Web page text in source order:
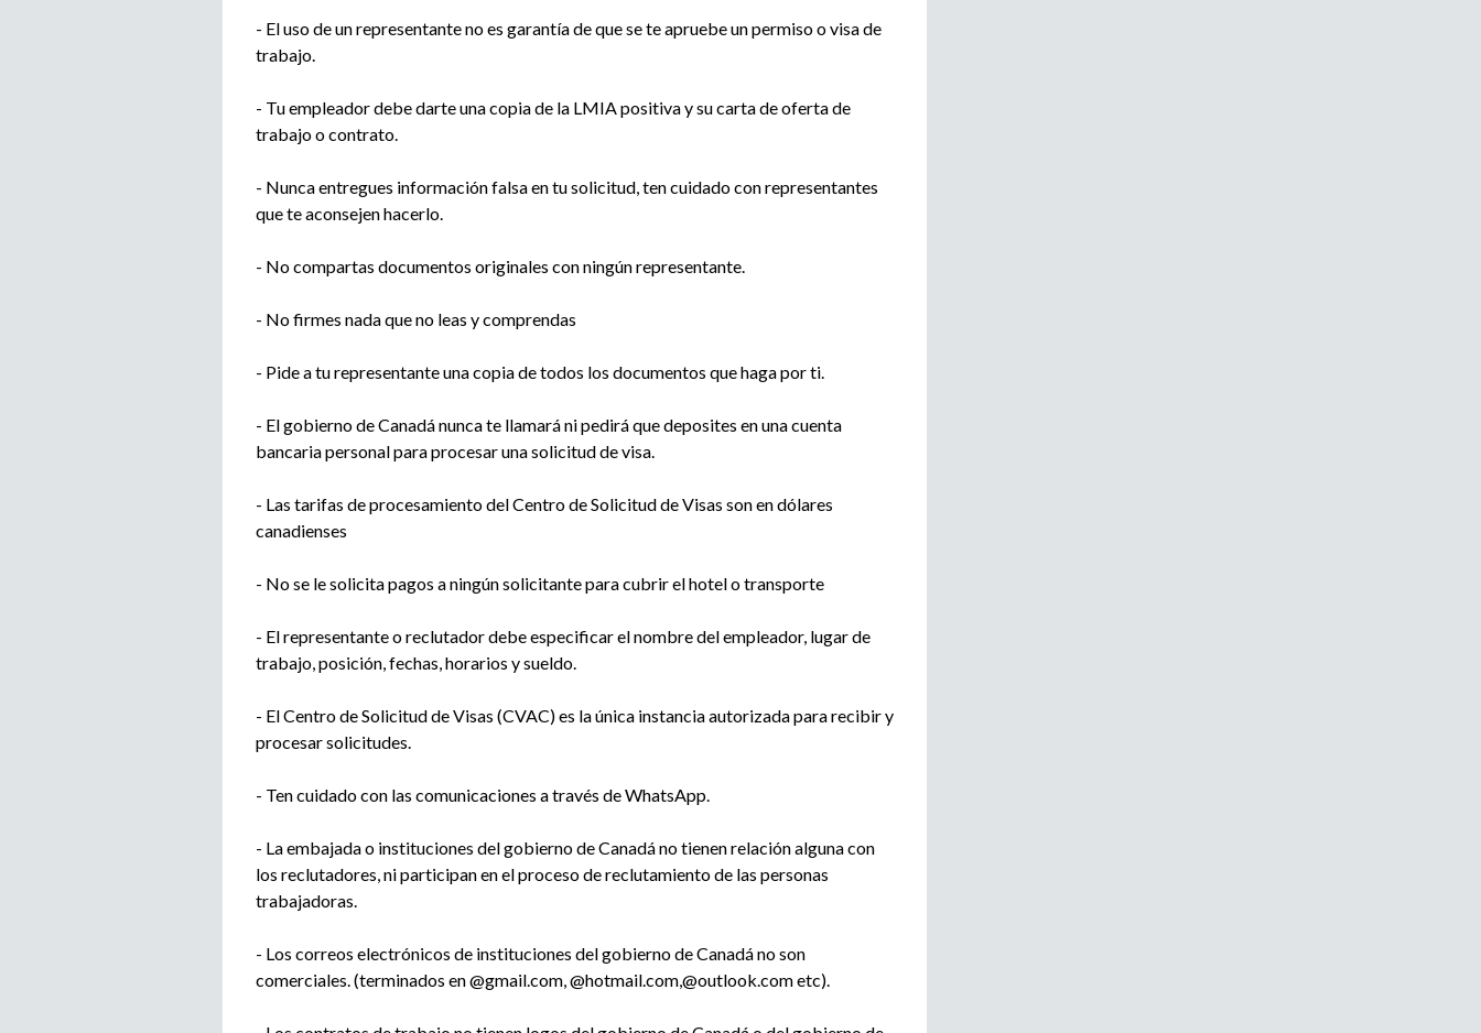
- El uso de un representante no es garantía de que se te apruebe un permiso o visa de
trabajo.
- Tu empleador debe darte una copia de la LMIA positiva y su carta de oferta de
trabajo o contrato.
- Nunca entregues información falsa en tu solicitud, ten cuidado con representantes
que te aconsejen hacerlo.
- No compartas documentos originales con ningún representante.
- No firmes nada que no leas y comprendas
- Pide a tu representante una copia de todos los documentos que haga por ti.
- El gobierno de Canadá nunca te llamará ni pedirá que deposites en una cuenta
bancaria personal para procesar una solicitud de visa.
- Las tarifas de procesamiento del Centro de Solicitud de Visas son en dólares
canadienses
- No se le solicita pagos a ningún solicitante para cubrir el hotel o transporte
- El representante o reclutador debe especificar el nombre del empleador, lugar de
trabajo, posición, fechas, horarios y sueldo.
- El Centro de Solicitud de Visas (CVAC) es la única instancia autorizada para recibir y
procesar solicitudes.
- Ten cuidado con las comunicaciones a través de WhatsApp.
- La embajada o instituciones del gobierno de Canadá no tienen relación alguna con
los reclutadores, ni participan en el proceso de reclutamiento de las personas
trabajadoras.
- Los correos electrónicos de instituciones del gobierno de Canadá no son
comerciales. (terminados en @gmail.com, @hotmail.com,@outlook.com etc).